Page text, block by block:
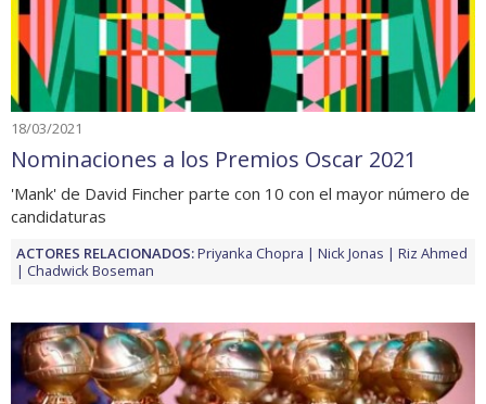
18/03/2021
Nominaciones a los Premios Oscar 2021
'Mank' de David Fincher parte con 10 con el mayor número de
candidaturas
ACTORES RELACIONADOS:Priyanka Chopra Nick Jonas
Riz Ahmed
Chadwick Boseman